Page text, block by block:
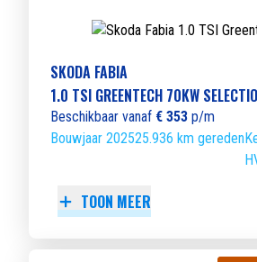
SKODA FABIA
1.0 TSI GREENTECH 70KW
Beschikbaar vanaf € 353 p/m
Bouwjaar 202525.936 km gereden
TOON MEER